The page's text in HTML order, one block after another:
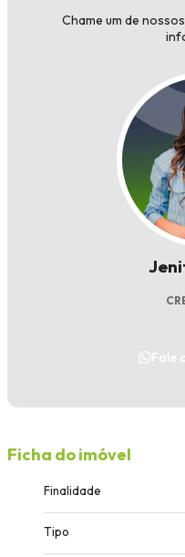
Chame um de
Fale
Ficha do imóvel
Finalidade
Tipo